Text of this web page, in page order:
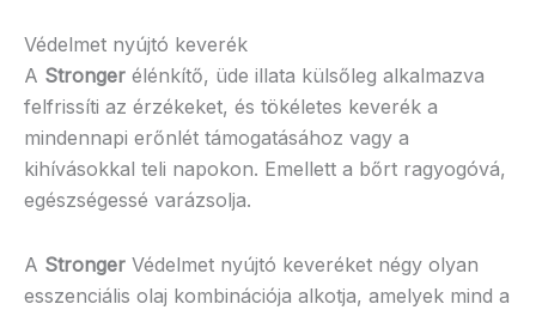
Védelmet nyújtó keverék
A Stronger élénkítő, üde illata külsőleg alkalmazva
felfrissíti az érzékeket, és tökéletes keverék a
mindennapi erőnlét támogatásához vagy a
kihívásokkal teli napokon. Emellett a bőrt ragyogóvá,
egészségessé varázsolja.
A Stronger Védelmet nyújtó keveréket négy olyan
esszenciális olaj kombinációja alkotja, amelyek mind a